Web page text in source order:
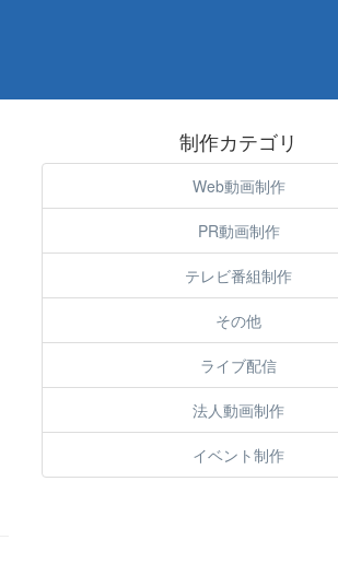
制作カテゴリ
Web動画制作
PR動画制作
テレビ番組制作
その他
ライブ配信
法人動画制作
イベント制作